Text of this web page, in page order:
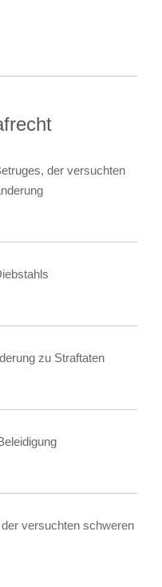
der versuchten
zu Straftaten
versuchten schweren